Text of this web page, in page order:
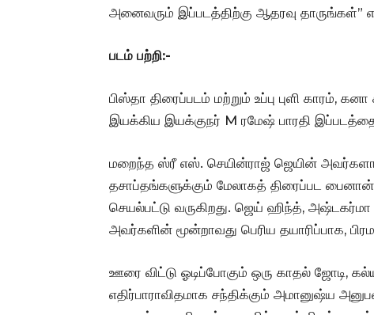
அனைவரும் இப்படத்திற்கு ஆதரவு தாருங்கள்”
படம் பற்றி:-
பிஸ்தா திரைப்படம் மற்றும் உப்பு புளி
இயக்கிய இயக்குநர் M ரமேஷ் பாரதி
மறைந்த ஸ்ரீ எஸ். செயின்ராஜ் ஜெயின் அவர்களால்
தசாப்தங்களுக்கும் மேலாகத் திரைப்பட
செயல்பட்டு வருகிறது. ஜெய் ஹிந்த், அஷ்டகர்மா
அவர்களின் மூன்றாவது பெரிய தயாரிப்பாக,
ஊரை விட்டு ஓடிப்போகும் ஒரு காதல் ஜோடி,
எதிர்பாராவிதமாக சந்திக்கும் அமானுஷ்ய